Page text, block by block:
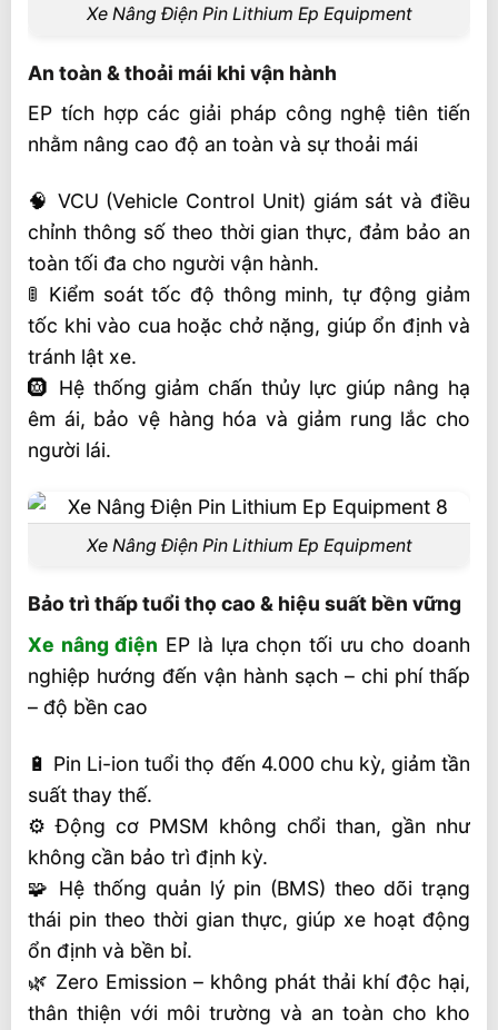
Xe Nâng Điện Pin Lithium Ep Equipment
An toàn & thoải mái khi vận hành
EP tích hợp các giải pháp công nghệ tiên tiến
nhằm nâng cao độ an toàn và sự thoải mái
🧠 VCU (Vehicle Control Unit) giám sát và điều
chỉnh thông số theo thời gian thực, đảm bảo an
toàn tối đa cho người vận hành.
🚦 Kiểm soát tốc độ thông minh, tự động giảm
tốc khi vào cua hoặc chở nặng, giúp ổn định và
tránh lật xe.
🛞 Hệ thống giảm chấn thủy lực giúp nâng hạ
êm ái, bảo vệ hàng hóa và giảm rung lắc cho
người lái.
Xe Nâng Điện Pin Lithium Ep Equipment
Bảo trì thấp tuổi thọ cao & hiệu suất bền vững
Xe nâng điện EP là lựa chọn tối ưu cho doanh
nghiệp hướng đến vận hành sạch – chi phí thấp
– độ bền cao
🔋 Pin Li-ion tuổi thọ đến 4.000 chu kỳ, giảm tần
suất thay thế.
⚙ Động cơ PMSM không chổi than, gần như
không cần bảo trì định kỳ.
🧩 Hệ thống quản lý pin (BMS) theo dõi trạng
thái pin theo thời gian thực, giúp xe hoạt động
ổn định và bền bỉ.
🌿 Zero Emission – không phát thải khí độc hại,
thân thiện với môi trường và an toàn cho kho